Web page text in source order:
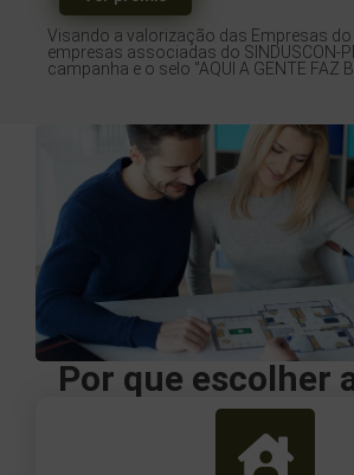
Visando a valorização das Empresas do
empresas associadas do SINDUSCON-
campanha e o selo "AQUI A GENTE FAZ
Por que escolher